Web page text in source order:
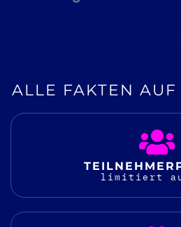
ALLE FAKTEN
limitiert